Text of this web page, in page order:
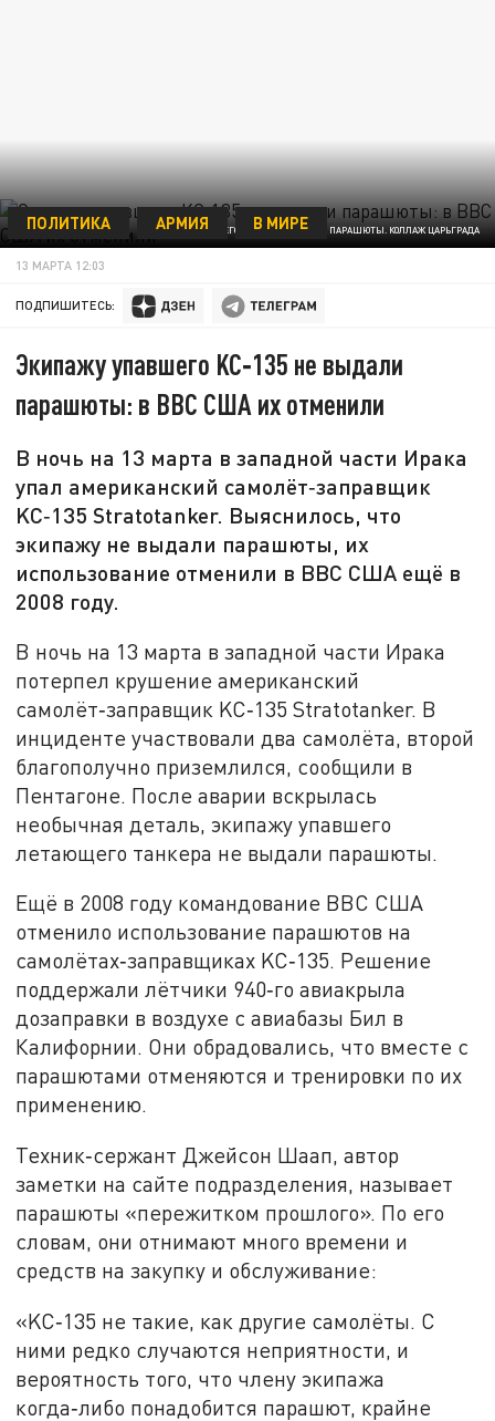
ЭКИПАЖУ УПАВШЕГО KC‑135 НЕ ВЫДАЛИ ПАРАШЮТЫ. КОЛЛАЖ ЦАРЬГРАДА
ПОЛИТИКА АРМИЯ В МИРЕ
13 МАРТА 12:03
ПОДПИШИТЕСЬ:
Экипажу упавшего KC‑135 не выдали
парашюты: в ВВС США их отменили
В ночь на 13 марта в западной части Ирака
упал американский самолёт‑заправщик
KC‑135 Stratotanker. Выяснилось, что
экипажу не выдали парашюты, их
использование отменили в ВВС США ещё в
2008 году.
В ночь на 13 марта в западной части Ирака
потерпел крушение американский
самолёт‑заправщик KC‑135 Stratotanker. В
инциденте участвовали два самолёта, второй
благополучно приземлился, сообщили в
Пентагоне. После аварии вскрылась
необычная деталь, экипажу упавшего
летающего танкера не выдали парашюты.
Ещё в 2008 году командование ВВС США
отменило использование парашютов на
самолётах‑заправщиках KC‑135. Решение
поддержали лётчики 940‑го авиакрыла
дозаправки в воздухе с авиабазы Бил в
Калифорнии. Они обрадовались, что вместе с
парашютами отменяются и тренировки по их
применению.
Техник‑сержант Джейсон Шаап, автор
заметки на сайте подразделения, называет
парашюты «пережитком прошлого». По его
словам, они отнимают много времени и
средств на закупку и обслуживание:
«KC‑135 не такие, как другие самолёты. С
ними редко случаются неприятности, и
вероятность того, что члену экипажа
когда‑либо понадобится парашют, крайне